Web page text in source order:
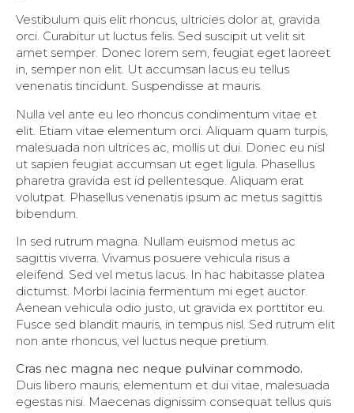
Vestibulum quis elit rhoncus, ultricies dolor at, gravida
orci. Curabitur ut luctus felis. Sed suscipit ut velit sit
amet semper. Donec lorem sem, feugiat eget laoreet
in, semper non elit. Ut accumsan lacus eu tellus
venenatis tincidunt. Suspendisse at mauris.
Nulla vel ante eu leo rhoncus condimentum vitae et
elit. Etiam vitae elementum orci. Aliquam quam turpis,
malesuada non ultrices ac, mollis ut dui. Donec eu nisl
ut sapien feugiat accumsan ut eget ligula. Phasellus
pharetra gravida est id pellentesque. Aliquam erat
volutpat. Phasellus venenatis ipsum ac metus sagittis
bibendum.
In sed rutrum magna. Nullam euismod metus ac
sagittis viverra. Vivamus posuere vehicula risus a
eleifend. Sed vel metus lacus. In hac habitasse platea
dictumst. Morbi lacinia fermentum mi eget auctor.
Aenean vehicula odio justo, ut gravida ex porttitor eu.
Fusce sed blandit mauris, in tempus nisl. Sed rutrum elit
non ante rhoncus, vel luctus neque pretium.
Cras nec magna nec neque pulvinar commodo.
Duis libero mauris, elementum et dui vitae, malesuada
egestas nisi. Maecenas dignissim consequat tellus quis